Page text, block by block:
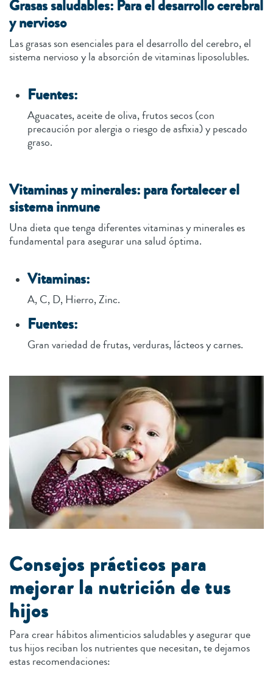
Grasas saludables: Para el desarrollo cerebral
y nervioso
Las grasas son esenciales para el desarrollo del cerebro, el
sistema nervioso y la absorción de vitaminas liposolubles.
Fuentes:
Aguacates, aceite de oliva, frutos secos (con
precaución por alergia o riesgo de asfixia) y pescado
graso.
Vitaminas y minerales: para fortalecer el
sistema inmune
Una dieta que tenga diferentes vitaminas y minerales es
fundamental para asegurar una salud óptima.
Vitaminas:
A, C, D, Hierro, Zinc.
Fuentes:
Gran variedad de frutas, verduras, lácteos y carnes.
Consejos prácticos para
mejorar la nutrición de tus
hijos
Para crear hábitos alimenticios saludables y asegurar que
tus hijos reciban los nutrientes que necesitan, te dejamos
estas recomendaciones: